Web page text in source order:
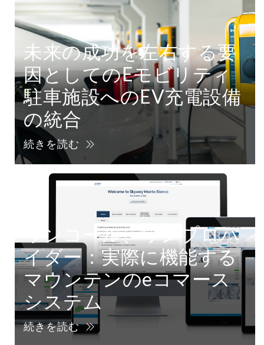
未来の成功を左右する要
因としてのEモビリティ
駐車施設へのEV充電設備
の統合
続きを読む
ワンコール、ワンプロバ
イダー：実際に機能する
マウンテンのeコマース
システム
続きを読む